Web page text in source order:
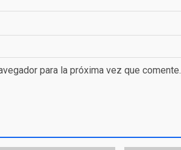
para la próxima vez que comente.